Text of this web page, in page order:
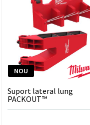
NOU
Suport lateral lung
PACKOUT™